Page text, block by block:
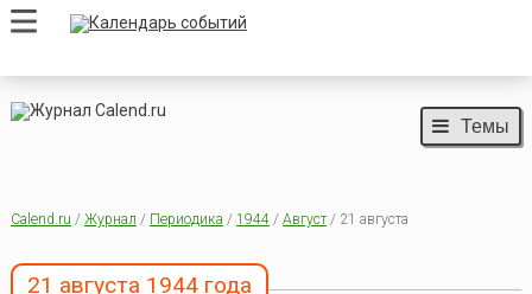
Темы
Calend.ru / Журнал / Периодика / 1944/ Август/ 21 августа
21 августа 1944 года